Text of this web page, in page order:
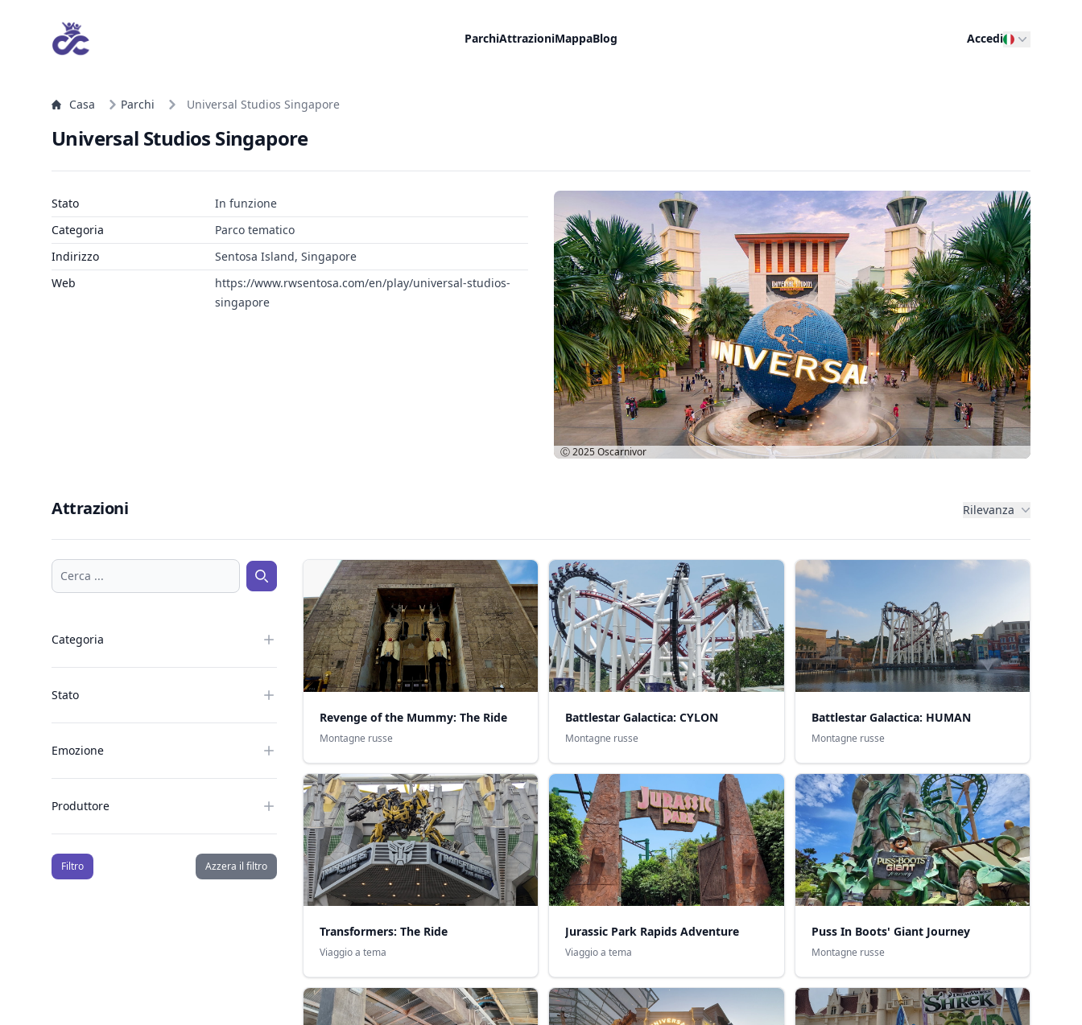
ParchiAttrazioniMappaBlog Accedi
Casa Parchi Universal Studios Singapore
Universal Studios Singapore
Stato
In funzione
Categoria
Parco tematico
Indirizzo
Sentosa Island, Singapore
Web
https://www.rwsentosa.com/en/play/universal-studios-
singapore
Ⓒ 2025 Oscarnivor
Attrazioni Rilevanza
Cerca ... Cerca ...
Categoria
Stato
Emozione
Produttore
Filtro Azzera il filtro
Revenge of the Mummy: The Ride
Montagne russe
Battlestar Galactica: CYLON
Montagne russe
Battlestar Galactica: HUMAN
Montagne russe
Transformers: The Ride
Viaggio a tema
Jurassic Park Rapids Adventure
Viaggio a tema
Puss In Boots' Giant Journey
Montagne russe